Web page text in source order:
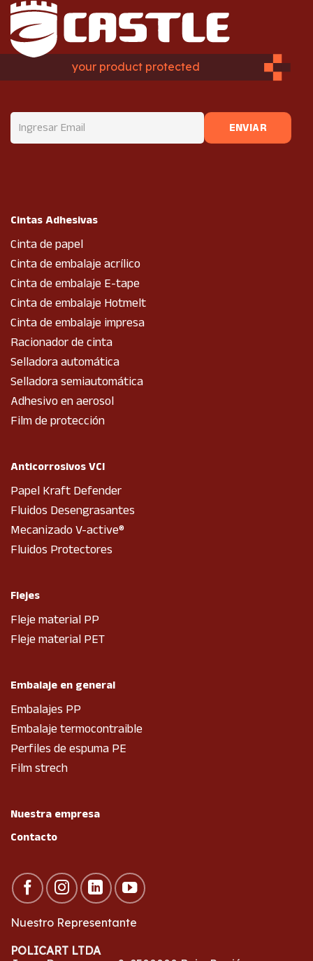
your product protected
Cintas Adhesivas
Cinta de papel
Cinta de embalaje acrílico
Cinta de embalaje E-tape
Cinta de embalaje Hotmelt
Cinta de embalaje impresa
Racionador de cinta
Selladora automática
Selladora semiautomática
Adhesivo en aerosol
Film de protección
Anticorrosivos VCI
Papel Kraft Defender
Fluidos Desengrasantes
Mecanizado V-active®
Fluidos Protectores
Flejes
Fleje material PP
Fleje material PET
Embalaje en general
Embalajes PP
Embalaje termocontraible
Perfiles de espuma PE
Film strech
Nuestra empresa
Contacto
Nuestro Representante
POLICART LTDA